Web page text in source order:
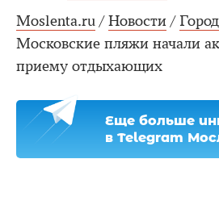
Moslenta.ru / Новости / Город
Московские пляжи начали
приему отдыхающих
Еще больше
в Telegram